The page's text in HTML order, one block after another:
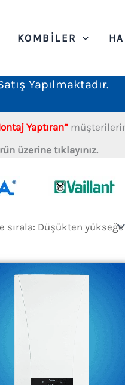
KOMBILER
Yapılmaktadır.
Yaptıran”
üzerine tıklayınız.